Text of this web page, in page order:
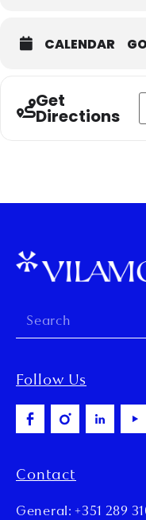
CALENDAR
Get
Directions
Follow Us
Contact
General: +351 289